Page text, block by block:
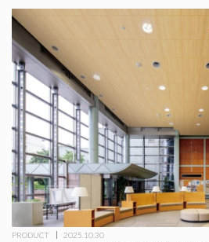
PRODUCT 2025.10.30